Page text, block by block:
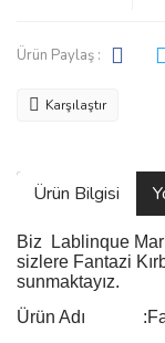
Ürün Paylaş :
Karşılaştır
Ürün Bilgisi
Biz Lablinque
sizlere Fantazi
sunmaktayız.
Ürün Adı :